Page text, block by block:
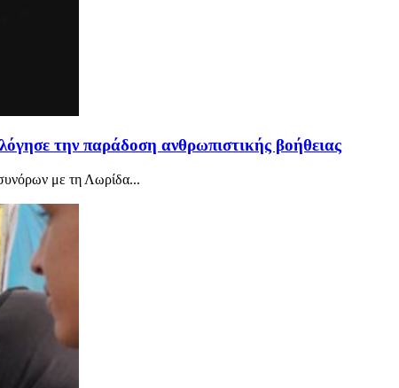
την παράδοση ανθρωπιστικής βοήθειας
με τη Λωρίδα...